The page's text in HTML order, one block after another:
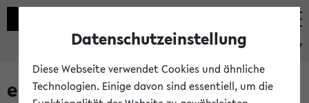
eKVV
eKVV News
Datenschutzeinstellung
Diese Webseite verwendet Cookies und ähnliche
Technologien. Einige davon sind essentiell, um die